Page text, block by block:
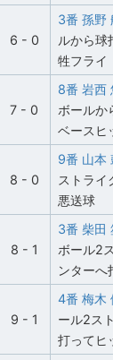
6 - 0
3番 孫野
ルから球
牲フライ
7 - 0
8番 岩西
ボールか
ベースヒ
8 - 0
9番 山本
ストライ
悪送球
8 - 1
3番 柴田
ボール2
ンターへ
9 - 1
4番 梅木
ール2ス
打ってヒ